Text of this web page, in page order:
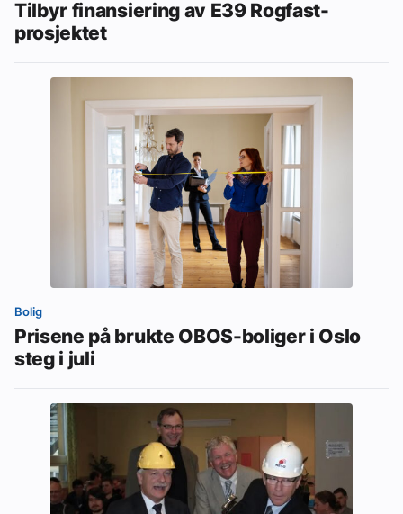
Tilbyr finansiering av E39 Rogfast-
prosjektet
Bolig
Prisene på brukte OBOS-boliger i Oslo
steg i juli